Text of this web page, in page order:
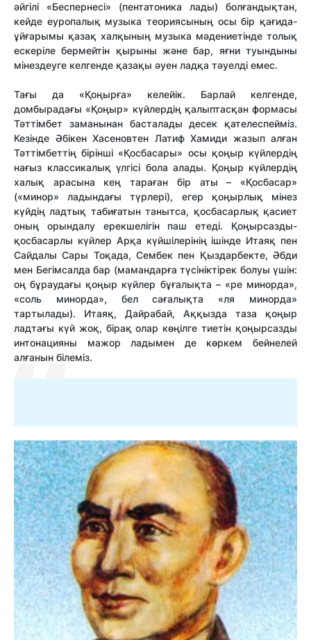
әйгілі «Беспернесі» (пентатоника лады) болғандықтан,
кейде еуропалық музыка теориясының осы бір қағида-
ұйғарымы қазақ халқының музыка мәдениетінде толық
ескеріле бермейтін қырыны және бар, яғни туындыны
мінездеуге келгенде қазақы әуен ладқа тәуелді емес.
Тағы да «Қоңырға» келейік. Барлай келгенде,
домбырадағы «Қоңыр» күйлердің қалыптасқан формасы
Тәттімбет заманынан басталады десек қателеспейміз.
Кезінде Әбікен Хасеновтен Латиф Хамиди жазып алған
Тәттімбеттің бірінші «Қосбасары» осы қоңыр күйлердің
нағыз классикалық үлгісі бола алады. Қоңыр күйлердің
халық арасына кең тараған бір аты – «Қосбасар»
(«минор» ладындағы түрлері), егер қоңырлық мінез
күйдің ладтық табиғатын танытса, қосбасарлық қасиет
оның орындалу ерекшелігін паш етеді. Қоңырсазды-
қосбасарлы күйлер Арқа күйшілерінің ішінде Итаяқ пен
Сайдалы Сары Тоқада, Сембек пен Қыздарбекте, Әбди
мен Бегімсалда бар (мамандарға түсініктірек болуы үшін:
оң бұраудағы қоңыр күйлер бұғалықта – «ре минорда»,
«соль минорда», бел сағалықта «ля минорда»
тартылады). Итаяқ, Дайрабай, Аққызда таза қоңыр
ладтағы күй жоқ, бірақ олар көңілге тиетін қоңырсазды
интонацияны мажор ладымен де көркем бейнелей
алғанын білеміз.